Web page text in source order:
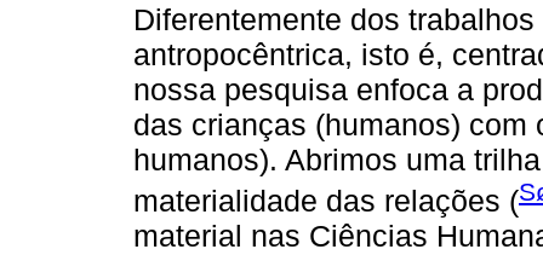
Diferentemente dos
antropocêntrica, isto é,
nossa pesquisa enfoca a
das crianças (humanos) com
humanos). Abrimos uma
materialidade das relações (
material nas Ciências